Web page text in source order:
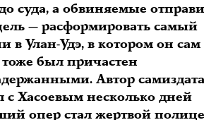
суда, а обвиняемые
— расформировать самый
в Улан-Удэ, в котором он сам
тоже был причастен
Автор самиздата
с Хасоевым несколько дней
опер стал жертвой